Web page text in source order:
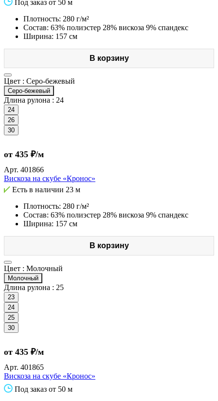
Под заказ от 50 м
Плотность: 280 г/м²
Состав: 63% полиэстер 28% вискоза 9% спандекс
Ширина: 157 см
В корзину
Цвет : Серо-бежевый
Серо-бежевый
Длина рулона : 24
24
26
30
от 435 ₽/м
Арт. 401866
Вискоза на скубе «Кронос»
Есть в наличии 23 м
Плотность: 280 г/м²
Состав: 63% полиэстер 28% вискоза 9% спандекс
Ширина: 157 см
В корзину
Цвет : Молочный
Молочный
Длина рулона : 25
23
24
25
30
от 435 ₽/м
Арт. 401865
Вискоза на скубе «Кронос»
Под заказ от 50 м